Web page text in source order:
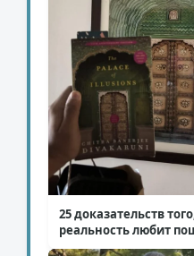
25 доказательств
реальность любит
( 25 фото )